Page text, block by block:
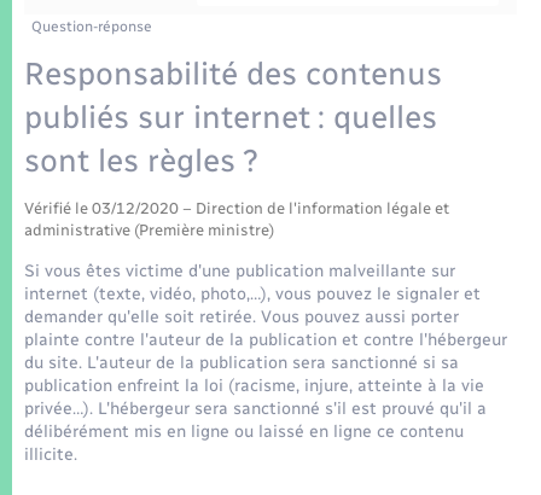
Organisation d’événement
Sécurité - Prévention
Seniors
Transports
Voirie et espace public
La Communauté de communes
Question-réponse
Responsabilité des contenus
publiés sur internet : quelles
sont les règles ?
Vérifié le 03/12/2020 – Direction de l'information légale et
administrative (Première ministre)
Si vous êtes victime d'une publication malveillante sur
internet (texte, vidéo, photo,…), vous pouvez le signaler et
demander qu'elle soit retirée. Vous pouvez aussi porter
plainte contre l'auteur de la publication et contre l'hébergeur
du site. L'auteur de la publication sera sanctionné si sa
publication enfreint la loi (racisme, injure, atteinte à la vie
privée…). L'hébergeur sera sanctionné s'il est prouvé qu'il a
délibérément mis en ligne ou laissé en ligne ce contenu
illicite.